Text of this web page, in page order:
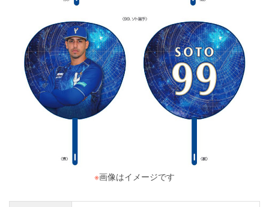
※画像はイメージです